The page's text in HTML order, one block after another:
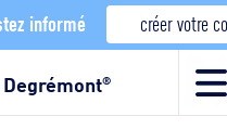
informé créer votre
®